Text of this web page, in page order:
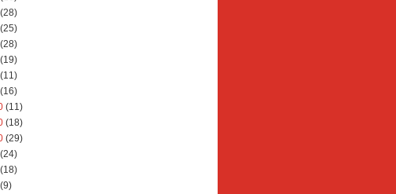
(28)
(25)
(28)
(19)
(11)
(16)
(11)
(18)
(29)
(24)
(18)
(9)